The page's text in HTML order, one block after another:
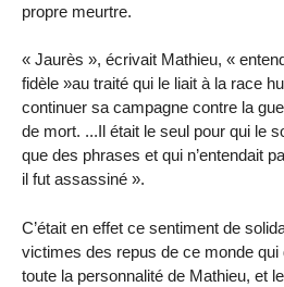
propre meurtre.
« Jaurès », écrivait Mathieu, «
fidèle »au traité qui le liait à la race
continuer sa campagne contre la
de mort. ...Il était le seul pour qui le
que des phrases et qui n’entendait
il fut assassiné ».
C’était en effet ce sentiment de
victimes des repus de ce monde qui
toute la personnalité de Mathieu, et